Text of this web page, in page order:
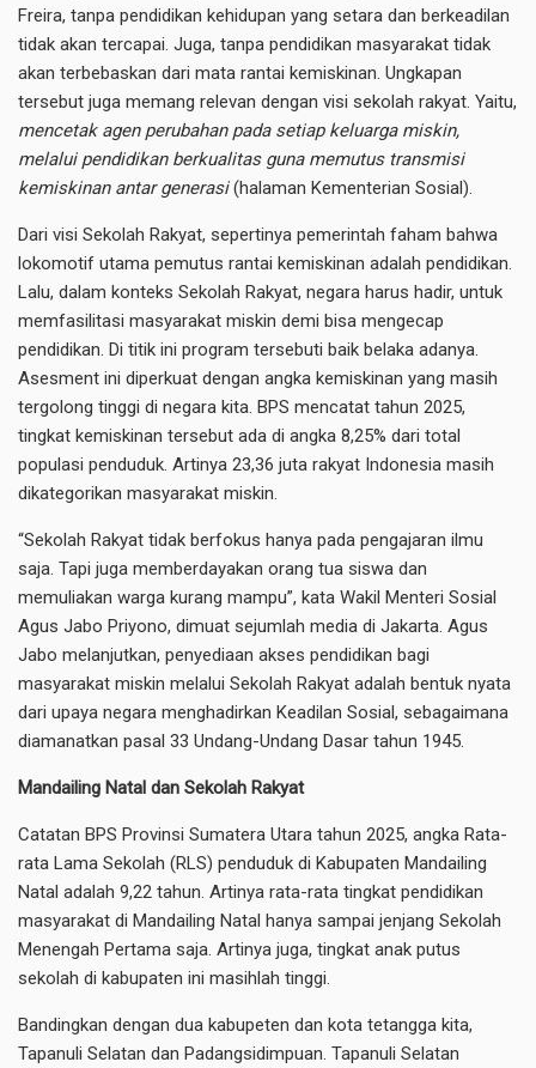
Freira, tanpa pendidikan kehidupan yang setara dan berkeadilan
tidak akan tercapai. Juga, tanpa pendidikan masyarakat tidak
akan terbebaskan dari mata rantai kemiskinan. Ungkapan
tersebut juga memang relevan dengan visi sekolah rakyat. Yaitu,
mencetak agen perubahan pada setiap keluarga miskin,
melalui pendidikan berkualitas guna memutus transmisi
kemiskinan antar generasi(halaman Kementerian Sosial).
Dari visi Sekolah Rakyat, sepertinya pemerintah faham bahwa
lokomotif utama pemutus rantai kemiskinan adalah pendidikan.
Lalu, dalam konteks Sekolah Rakyat, negara harus hadir, untuk
memfasilitasi masyarakat miskin demi bisa mengecap
pendidikan. Di titik ini program tersebuti baik belaka adanya.
Asesment ini diperkuat dengan angka kemiskinan yang masih
tergolong tinggi di negara kita. BPS mencatat tahun 2025,
tingkat kemiskinan tersebut ada di angka 8,25% dari total
populasi penduduk. Artinya 23,36 juta rakyat Indonesia masih
dikategorikan masyarakat miskin.
“Sekolah Rakyat tidak berfokus hanya pada pengajaran ilmu
saja. Tapi juga memberdayakan orang tua siswa dan
memuliakan warga kurang mampu”, kata Wakil Menteri Sosial
Agus Jabo Priyono, dimuat sejumlah media di Jakarta. Agus
Jabo melanjutkan, penyediaan akses pendidikan bagi
masyarakat miskin melalui Sekolah Rakyat adalah bentuk nyata
dari upaya negara menghadirkan Keadilan Sosial, sebagaimana
diamanatkan pasal 33 Undang-Undang Dasar tahun 1945.
Mandailing Natal dan Sekolah Rakyat
Catatan BPS Provinsi Sumatera Utara tahun 2025, angka Rata-
rata Lama Sekolah (RLS) penduduk di Kabupaten Mandailing
Natal adalah 9,22 tahun. Artinya rata-rata tingkat pendidikan
masyarakat di Mandailing Natal hanya sampai jenjang Sekolah
Menengah Pertama saja. Artinya juga, tingkat anak putus
sekolah di kabupaten ini masihlah tinggi.
Bandingkan dengan dua kabupeten dan kota tetangga kita,
Tapanuli Selatan dan Padangsidimpuan. Tapanuli Selatan